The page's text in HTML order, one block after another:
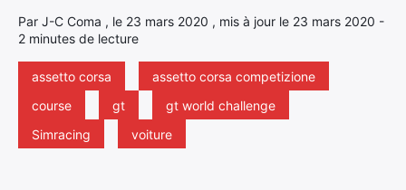
Par J-C Coma , le 23 mars 2020 , mis à jour le 23 mars 2020 -
2 minutes de lecture
assetto corsa
assetto corsa competizione
course
gt
gt world challenge
Simracing
voiture